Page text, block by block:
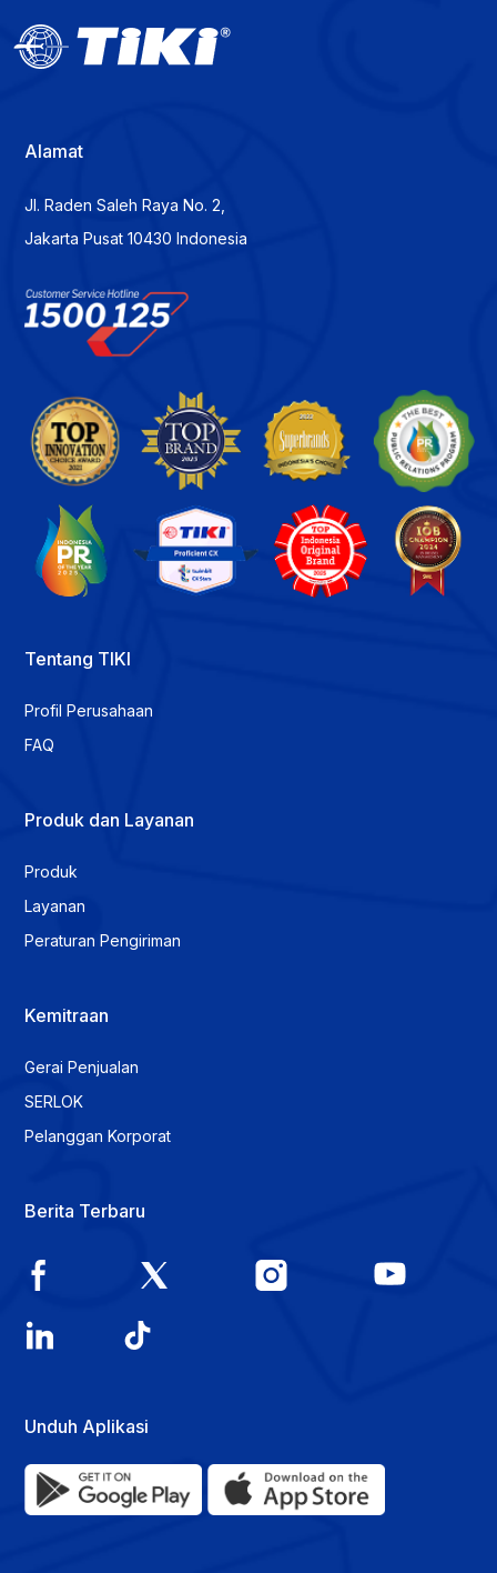
Alamat
Jl. Raden Saleh Raya No. 2,
Jakarta Pusat 10430 Indonesia
Tentang TIKI
Profil Perusahaan
FAQ
Produk dan Layanan
Produk
Layanan
Peraturan Pengiriman
Kemitraan
Gerai Penjualan
SERLOK
Pelanggan Korporat
Berita Terbaru
Unduh Aplikasi